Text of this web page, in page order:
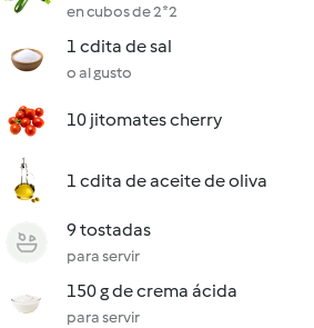
en cubos de 2*2
1 cdita de sal
o al gusto
10 jitomates cherry
1 cdita de aceite de oliva
9 tostadas
para servir
150 g de crema ácida
para servir